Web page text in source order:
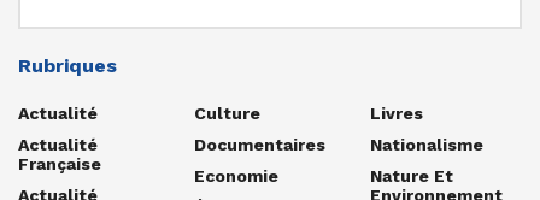
Rubriques
Actualité
Actualité
Française
Actualité
Culture
Documentaires
Economie
Livres
Nationalisme
Nature Et
Environnement